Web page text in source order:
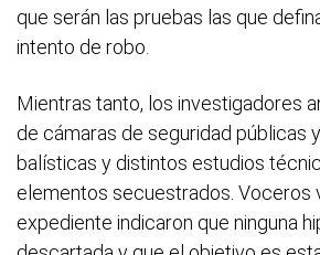
que serán las pruebas las que
intento de robo.
Mientras tanto, los investigadores
de cámaras de seguridad públicas
balísticas y distintos estudios
elementos secuestrados. Voceros
expediente indicaron que ninguna